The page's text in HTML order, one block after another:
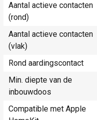
Aantal actieve contacten
(rond)
Aantal actieve contacten
(vlak)
Rond aardingscontact
Min. diepte van de
inbouwdoos
Compatible met Apple